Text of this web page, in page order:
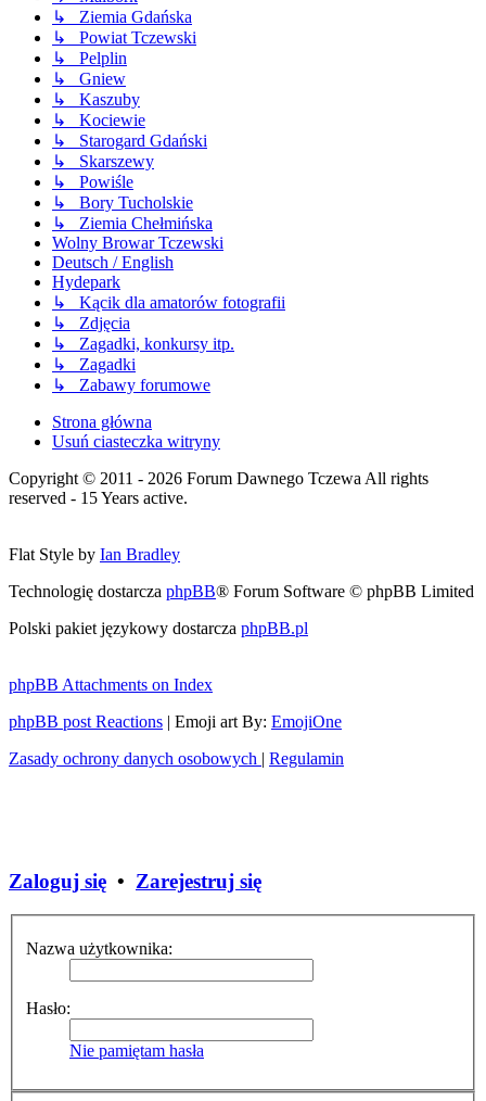
↳ Ziemia Gdańska
↳ Powiat Tczewski
↳ Pelplin
↳ Gniew
↳ Kaszuby
↳ Kociewie
↳ Starogard Gdański
↳ Skarszewy
↳ Powiśle
↳ Bory Tucholskie
↳ Ziemia Chełmińska
Wolny Browar Tczewski
Deutsch / English
Hydepark
↳ Kącik dla amatorów fotografii
↳ Zdjęcia
↳ Zagadki, konkursy itp.
↳ Zagadki
↳ Zabawy forumowe
Strona główna
Usuń ciasteczka witryny
Copyright © 2011 - 2026 Forum Dawnego Tczewa All rights
reserved - 15 Years active.
Flat Style by Ian Bradley
Technologię dostarcza phpBB® Forum Software © phpBB Limited
Polski pakiet językowy dostarcza phpBB.pl
phpBB Attachments on Index
phpBB post Reactions | Emoji art By: EmojiOne
Zasady ochrony danych osobowych | Regulamin
Zaloguj się • Zarejestruj się
Nazwa użytkownika:
Hasło:
Nie pamiętam hasła